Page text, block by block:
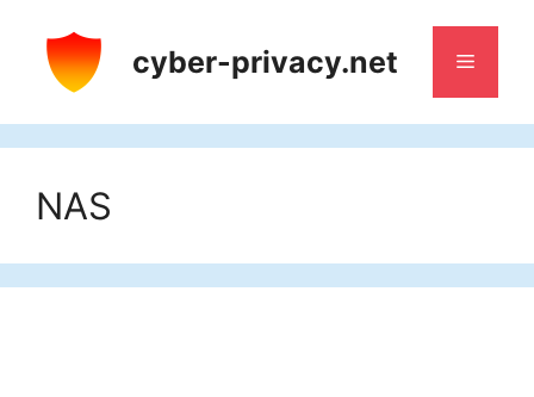
contenu
cyber-privacy.net Menu
NAS